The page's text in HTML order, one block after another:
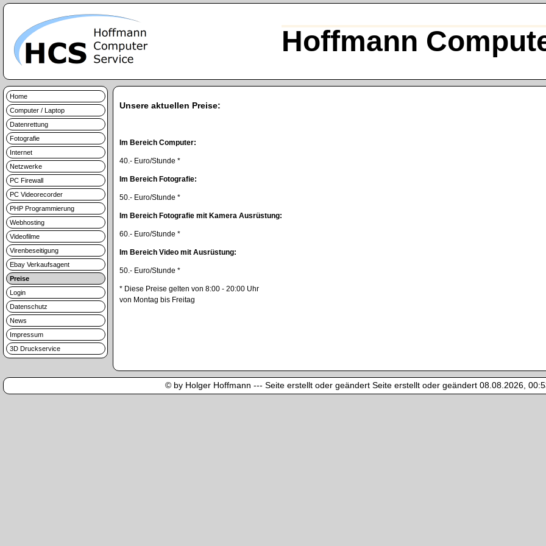
Hoffmann
Home
Computer / Laptop
Datenrettung
Fotografie
Internet
Netzwerke
PC Firewall
PC Videorecorder
PHP Programmierung
Webhosting
Videofilme
Virenbeseitigung
Ebay Verkaufsagent
Preise
Login
Datenschutz
News
Impressum
3D Druckservice
Unsere aktuellen Preise:
Im Bereich Computer:
40.- Euro/Stunde *
Im Bereich Fotografie:
50.- Euro/Stunde *
Im Bereich Fotografie mit Kamera Ausrüstung:
60.- Euro/Stunde *
Im Bereich Video mit Ausrüstung:
50.- Euro/Stunde *
* Diese Preise gelten von 8:00 - 20:00 Uhr
von Montag bis Freitag
© by Holger Hoffmann --- Seite erstellt oder geändert Seite erstellt oder geändert 08.08.2026,